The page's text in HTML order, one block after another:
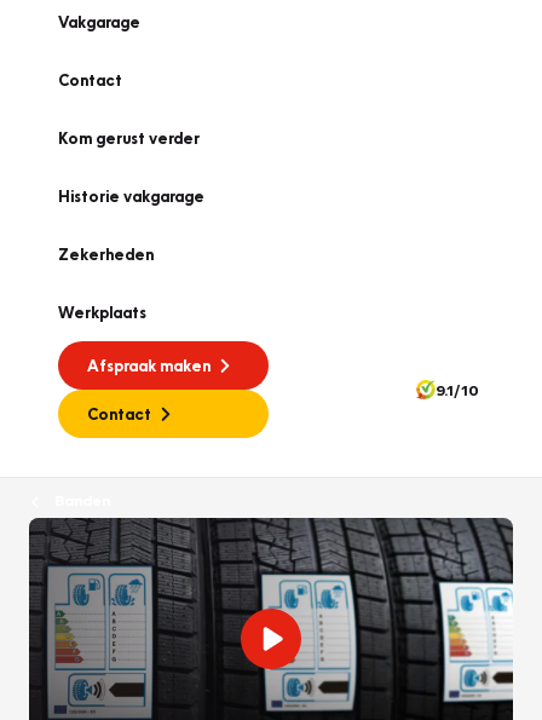
Vakgarage
Contact
Kom gerust verder
Historie vakgarage
Zekerheden
Werkplaats
Afspraak maken
Contact
9.1/10